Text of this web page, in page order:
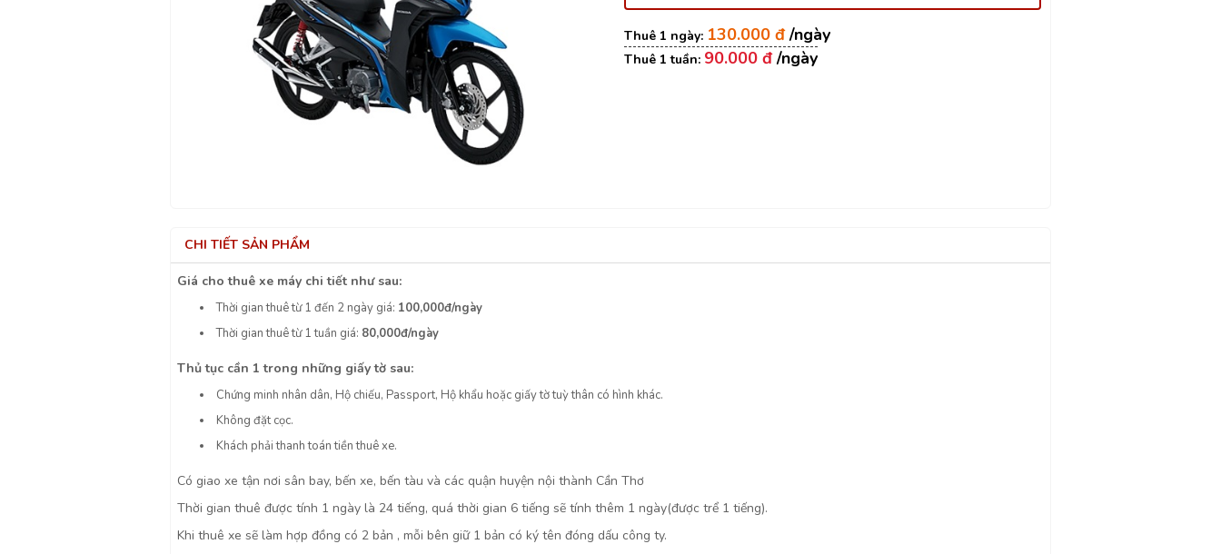
130.000 đ
90.000 đ
CHI TIẾT SẢN PHẨM
Giá cho thuê xe máy chi tiết như sau:
Thời gian thuê từ 1 đến 2 ngày giá: 100,000đ/ngày
Thời gian thuê từ 1 tuần giá: 80,000đ/ngày
Thủ tục cần 1 trong những giấy tờ sau:
Chứng minh nhân dân, Hộ chiếu, Passport, Hộ khẩu hoặc giấy tờ tuỳ thân có hình khác.
Không đặt cọc.
Khách phải thanh toán tiền thuê xe.
Có giao xe tận nơi sân bay, bến xe, bến tàu và các quận huyện nội thành Cần Thơ
Thời gian thuê được tính 1 ngày là 24 tiếng, quá thời gian 6 tiếng sẽ tính thêm 1 ngày(được trể 1 tiếng).
Khi thuê xe sẽ làm hợp đồng có 2 bản , mỗi bên giữ 1 bản có ký tên đóng dấu công ty.